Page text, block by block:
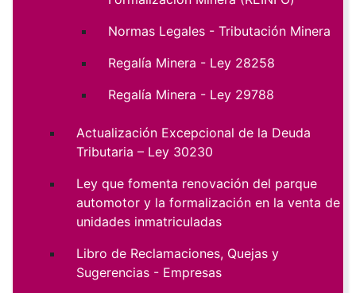
Normas Legales - Tributación Minera
Regalía Minera - Ley 28258
Regalía Minera - Ley 29788
Actualización Excepcional de la Deuda
Tributaria – Ley 30230
Ley que fomenta renovación del parque
automotor y la formalización en la venta de
unidades inmatriculadas
Libro de Reclamaciones, Quejas y
Sugerencias - Empresas